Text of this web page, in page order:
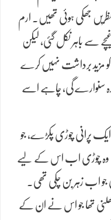
جھکی ہوئی تھیں۔ ارم
سے باہر نکل گئی، لیکن
مزید برداشت نہیں کرے
سنوارے گی، چاہے اسے
ایک پرانی چوڑی پکڑے، جو
وہ چوڑی اب اس کے لیے
اب زہر بن چکی تھی۔
تھا جو اس نے ان کے